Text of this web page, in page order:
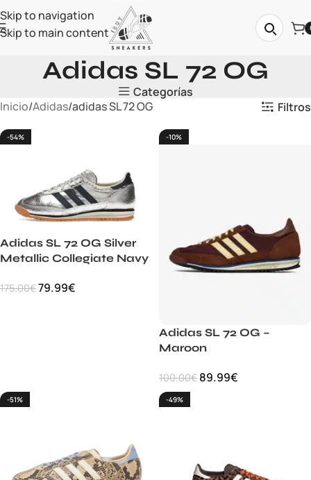
Skip to navigation
Skip to main content
Adidas SL 72 OG
Categorías
Inicio Adidas adidas SL 72 OG Filtros
-54%
Adidas SL 72 OG Silver
Metallic Collegiate Navy
175.00€79.99€
-10%
Adidas SL 72 OG –
Maroon
100.00€ 89.99€
-51% -49%